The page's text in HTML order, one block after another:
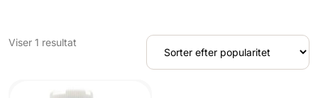
Viser 1 resultat